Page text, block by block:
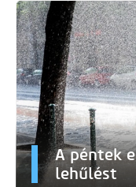
A péntek
lehűlést